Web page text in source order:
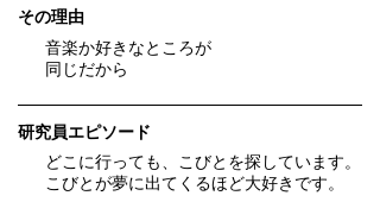
​その理由
音楽か好きなところが
同じだから
研究員エピソード
どこに行っても、こびとを探しています。
こびとが夢に出てくるほど大好きです。